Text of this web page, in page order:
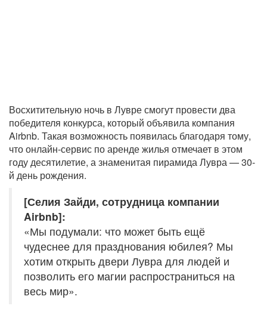
Восхитительную ночь в Лувре смогут провести два
победителя конкурса, который объявила компания
Airbnb. Такая возможность появилась благодаря тому,
что онлайн-сервис по аренде жилья отмечает в этом
году десятилетие, а знаменитая пирамида Лувра — 30-
й день рождения.
[Селия Зайди, сотрудница компании
Airbnb]:
«Мы подумали: что может быть ещё
чудеснее для празднования юбилея? Мы
хотим открыть двери Лувра для людей и
позволить его магии распространиться на
весь мир».